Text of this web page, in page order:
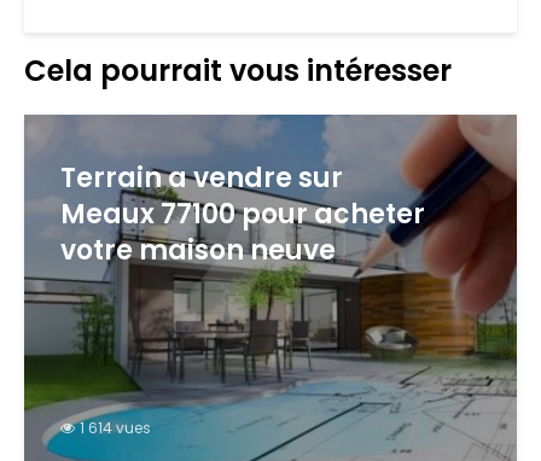
Cela pourrait vous intéresser
Terrain a vendre sur
Meaux 77100 pour acheter
votre maison neuve
1 614 vues